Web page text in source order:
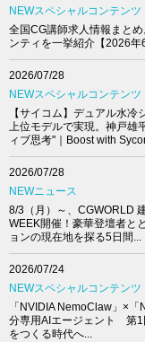
NEWスペシャルコンテンツ
全国CG講師求人情報まと
ンティを一挙紹介【2026年
2026/07/28
NEWスペシャルコンテンツ
【サイコム】デュアル水
上位モデルで実現。神戸雄
ィブ思考"｜Boost with
2026/07/28
NEWニュース
8/3（月）～、CGWORLD
WEEK開催！豪華登壇者と
ョンの現在地を探る5日間...
2026/07/24
NEWスペシャルコンテンツ
「NVIDIA NemoClaw」×
分専用AIエージェント 第1
をつくる時代へ...